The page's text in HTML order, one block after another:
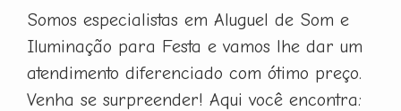
Somos especialistas em Aluguel de Som e
Iluminação para Festa e vamos lhe dar um
atendimento diferenciado com ótimo preço.
Venha se surpreender! Aqui você encontra: